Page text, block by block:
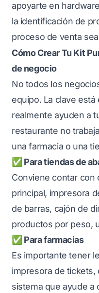
apoyarte en
la identificación de
proceso de venta
Cómo Crear Tu Kit
de negocio
No todos los
equipo. La clave
realmente ayuden a
restaurante no
una farmacia o una
✅ Para tiendas de
Conviene contar con
principal, impresora
de barras, cajón de
productos por peso,
✅ Para farmacias
Es importante tener
impresora de tickets,
sistema que ayude a